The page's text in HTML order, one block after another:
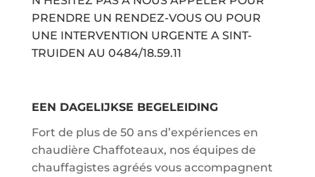
PRENDRE UN RENDEZ-VOUS OU POUR
UNE INTERVENTION URGENTE A SINT-
TRUIDEN AU 0484/18.59.11
EEN DAGELIJKSE BEGELEIDING
Fort de plus de 50 ans d’expériences en
chaudière Chaffoteaux, nos équipes de
chauffagistes agréés vous accompagnent